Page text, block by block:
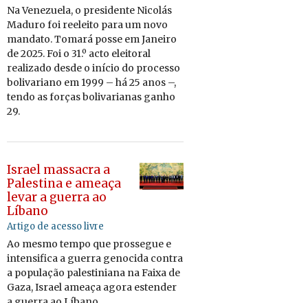
Na Ve­ne­zuela, o pre­si­dente Ni­colás
Ma­duro foi re­e­leito para um novo
man­dato. To­mará posse em Ja­neiro
de 2025. Foi o 31.º acto elei­toral
re­a­li­zado desde o início do pro­cesso
bo­li­va­riano em 1999 – há 25 anos –,
tendo as forças bo­li­va­ri­anas ganho
29.
Israel massacra a
Palestina e ameaça
levar a guerra ao
Líbano
Artigo de acesso livre
Ao mesmo tempo que pros­segue e
in­ten­si­fica a guerra ge­no­cida contra
a po­pu­lação pa­les­ti­niana na Faixa de
Gaza, Is­rael ameaça agora es­tender